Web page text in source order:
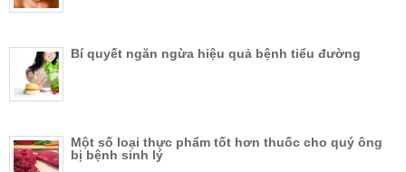
Bí quyết ngăn ngừa hiệu quả bệnh tiểu đường
Một số loại thực phẩm tốt hơn thuốc cho quý ông
bị bệnh sinh lý